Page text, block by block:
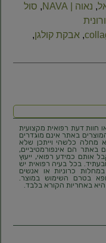
, נאוה | NAVA , סול
, אבקת קולגן,
חוות דעת רפואית מקצועית
באתר אינם מוגדרים
מחלה כלשהי וייתכן שלא
באתר הם אינפורמטיביים,
אותם כמידע רפואי, ייעוץ
בכל בעיה רפואית יש
כרוניות או אנשים
בטרם השימוש במוצר.
באחריות הקורא בלבד.